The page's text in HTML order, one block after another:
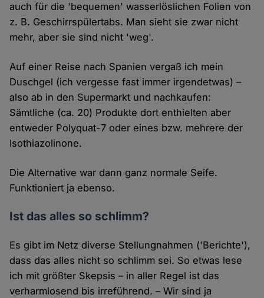
auch für die 'bequemen' wasserlöslichen Folien von
z. B. Geschirrspülertabs. Man sieht sie zwar nicht
mehr, aber sie sind nicht 'weg'.
Auf einer Reise nach Spanien vergaß ich mein
Duschgel (ich vergesse fast immer irgendetwas) –
also ab in den Supermarkt und nachkaufen:
Sämtliche (ca. 20) Produkte dort enthielten aber
entweder Polyquat-7 oder eines bzw. mehrere der
Isothiazolinone.
Die Alternative war dann ganz normale Seife.
Funktioniert ja ebenso.
Ist das alles so schlimm?
Es gibt im Netz diverse Stellungnahmen ('Berichte'),
dass das alles nicht so schlimm sei. So etwas lese
ich mit größter Skepsis – in aller Regel ist das
verharmlosend bis irreführend. – Wir sind ja